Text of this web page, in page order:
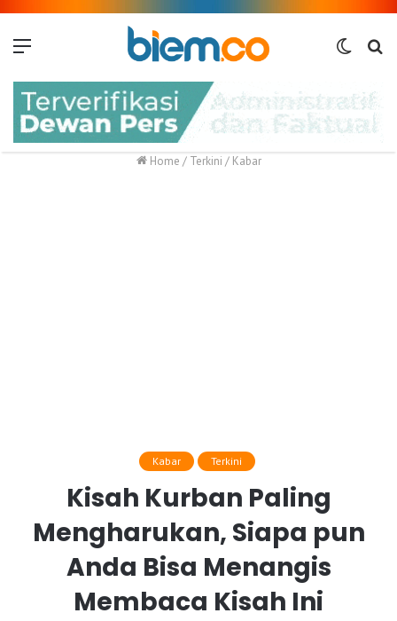
Switch
Home / Terkini / Kabar
Kabar Terkini
Kisah Kurban Paling
Mengharukan, Siapa pun
Anda Bisa Menangis
Membaca Kisah Ini